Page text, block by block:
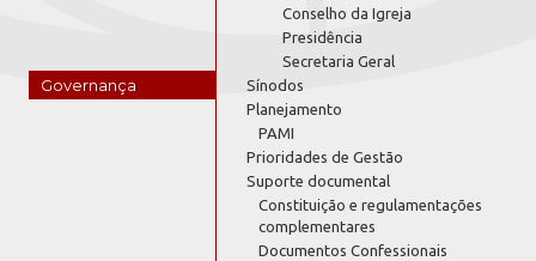
Governança
Conselho da Igreja
Presidência
Secretaria Geral
Sínodos
Planejamento
PAMI
Prioridades de Gestão
Suporte documental
Constituição e regulamentações
complementares
Documentos Confessionais